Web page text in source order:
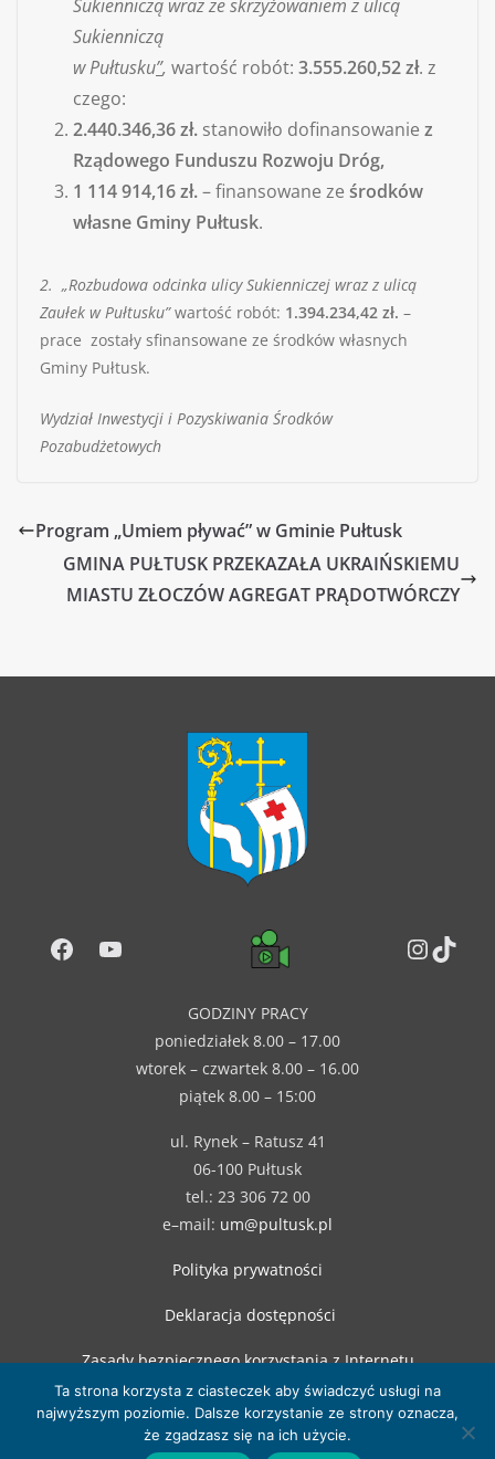
Sukienniczą wraz ze skrzyżowaniem z ulicą
Sukienniczą
w Pułtusku”, wartość robót: 3.555.260,52 zł. z
czego:
2.440.346,36 zł. stanowiło dofinansowanie z
Rządowego Funduszu Rozwoju Dróg,
1 114 914,16 zł.– finansowane ze środków
własne Gminy Pułtusk.
2. „Rozbudowa odcinka ulicy Sukienniczej wraz z ulicą
Zaułek w Pułtusku”wartość robót: 1.394.234,42 zł. –
prace zostały sfinansowane ze środków własnych
Gminy Pułtusk.
Wydział Inwestycji i Pozyskiwania Środków
Pozabudżetowych
Program „Umiem pływać” w Gminie Pułtusk
GMINA PUŁTUSK PRZEKAZAŁA UKRAIŃSKIEMU
MIASTU ZŁOCZÓW AGREGAT PRĄDOTWÓRCZY
Facebook
YouTube
GODZINY PRACY
poniedziałek 8.00 – 17.00
wtorek – czwartek 8.00 – 16.00
piątek 8.00 – 15:00
ul. Rynek – Ratusz 41
06-100 Pułtusk
tel.: 23 306 72 00
e–mail: um@pultusk.pl
Polityka prywatności
Deklaracja dostępności
Zasady bezpiecznego korzystania z Internetu
Ta strona korzysta z ciasteczek aby świadczyć usługi na
najwyższym poziomie. Dalsze korzystanie ze strony oznacza,
że zgadzasz się na ich użycie.